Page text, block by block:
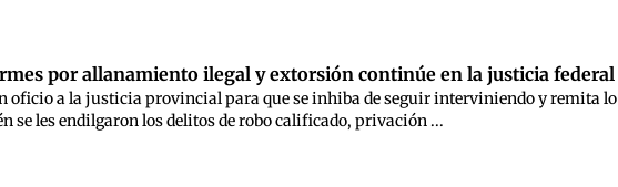
por allanamiento ilegal y extorsión continúe en la justicia federal
oficio a la justicia provincial para que se inhiba de seguir interviniendo y remita lo
se les endilgaron los delitos de robo calificado, privación ...